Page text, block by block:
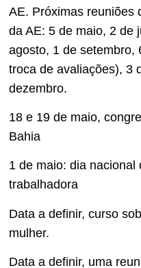
AE. Próximas reuniões
da AE: 5 de maio, 2 de
agosto, 1 de setembro,
troca de avaliações), 3
dezembro.
18 e 19 de maio,
Bahia
1 de maio: dia nacional
trabalhadora
Data a definir, curso
mulher.
Data a definir, uma